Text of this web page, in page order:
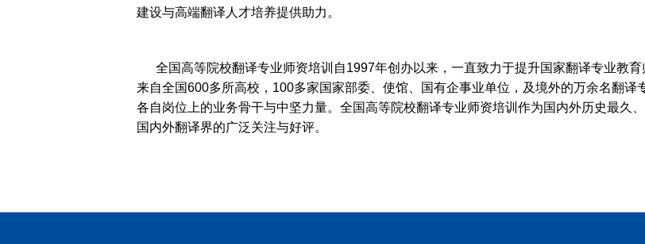
建设与高端翻译人才培养提供助力。
全国高等院校翻译专业师资培训自1997年创办以来，一直致力于提升国家翻译专业教
来自全国600多所高校，100多家国家部委、使馆、国有企事业单位，及境外的万余名翻
各自岗位上的业务骨干与中坚力量。全国高等院校翻译专业师资培训作为国内外历史最久
国内外翻译界的广泛关注与好评。